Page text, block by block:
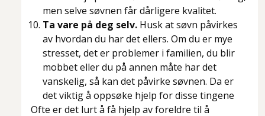
men selve søvnen får dårligere kvalitet.
Ta vare på deg selv. Husk at søvn påvirkes
av hvordan du har det ellers. Om du er mye
stresset, det er problemer i familien, du blir
mobbet eller du på annen måte har det
vanskelig, så kan det påvirke søvnen. Da er
det viktig å oppsøke hjelp for disse tingene
Ofte er det lurt å få hjelp av foreldre til å